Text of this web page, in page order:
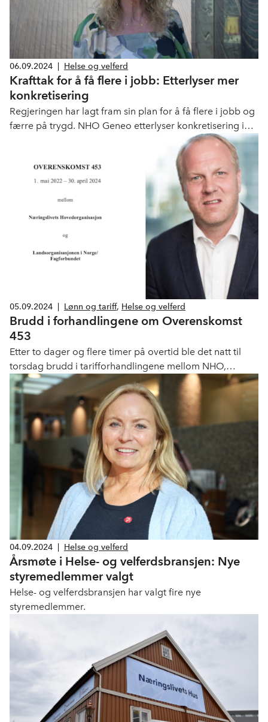
06.09.2024 Helse og velferd
Krafttak for å få flere i jobb: Etterlyser mer
konkretisering
Regjeringen har lagt fram sin plan for å få flere i jobb og
færre på trygd. NHO Geneo etterlyser konkretisering i
hvordan private aktører skal integreres mer systematisk i
05.09.2024 Lønn og tariff, Helse og velferd
Brudd i forhandlingene om Overenskomst
453
Etter to dager og flere timer på overtid ble det natt til
torsdag brudd i tarifforhandlingene mellom NHO,
Fagforbundet, FO, Delta og Parat i oppgjøret om
Overenskomst 453.
04.09.2024 Helse og velferd
Årsmøte i Helse- og velferdsbransjen: Nye
styremedlemmer valgt
Helse- og velferdsbransjen har valgt fire nye
styremedlemmer.